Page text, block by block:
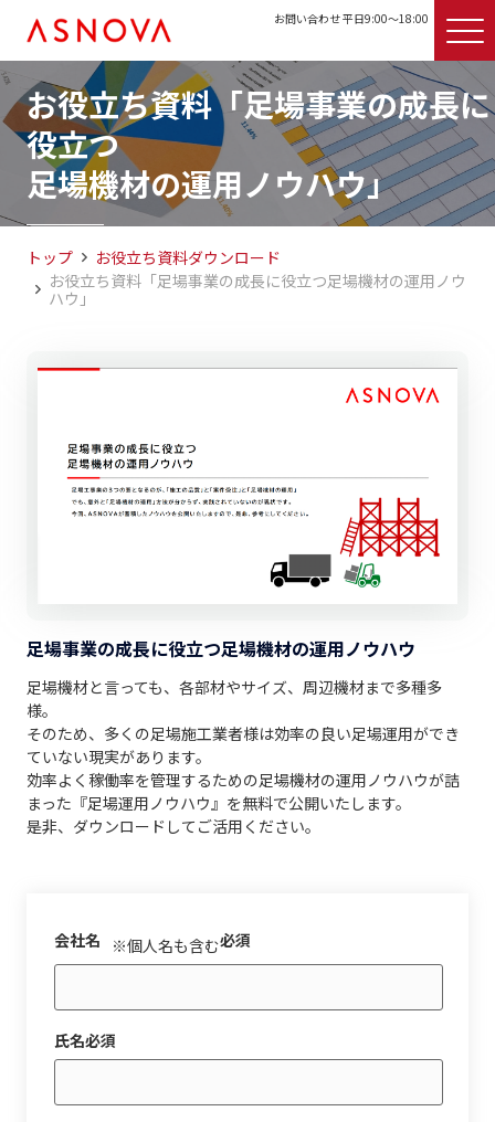
お問い合わせ 平日9:00〜18:00
お役立ち資料「足場事業の成長に
役立つ
足場機材の運用ノウハウ」
トップ
お役立ち資料ダウンロード
お役立ち資料「足場事業の成長に役立つ足場機材の運用ノウ
ハウ」
足場事業の成長に役立つ足場機材の運用ノウハウ
足場機材と言っても、各部材やサイズ、周辺機材まで多種多
様。
そのため、多くの足場施工業者様は効率の良い足場運用ができ
ていない現実があります。
効率よく稼働率を管理するための足場機材の運用ノウハウが詰
まった『足場運用ノウハウ』を無料で公開いたします。
是非、ダウンロードしてご活用ください。
会社名 ※個人名も含む必須
氏名必須